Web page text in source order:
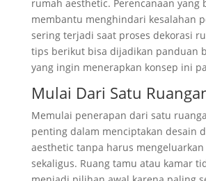
rumah aesthetic. Perencanaan yang
membantu menghindari kesalahan
sering terjadi saat proses dekorasi
tips berikut bisa dijadikan panduan
yang ingin menerapkan konsep ini
Mulai Dari Satu
Memulai penerapan dari satu
penting dalam menciptakan desain
aesthetic tanpa harus
sekaligus. Ruang tamu atau kamar